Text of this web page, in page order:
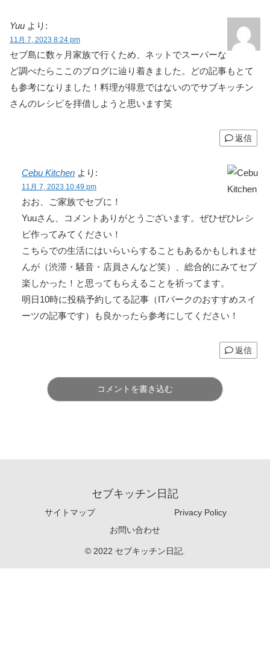
Yuu より:
11月 7, 2023 8:24 pm
セブ島に数ヶ月家族で行くため、ネットでスーパーな
ど調べたらここのブログに辿り着きました。どの記事もとて
も参考になりました！料理が得意ではないのでサブキッチン
さんのレシピを拝借しようと思います笑
返信
Cebu Kitchen より:
11月 7, 2023 10:49 pm
おお、ご家族でセブに！
Yuuさん、コメントありがとうございます。ぜひぜひレシ
ピ作ってみてください！
こちらでの生活にはいらいらすることもあるかもしれませ
んが（渋滞・騒音・店員さんなど笑）、総合的にみてセブ
楽しかった！と思ってもらえることを祈ってます。
明日10時に投稿予約してる記事（ITパークのおすすめスイ
ーツの記事です）も良かったら参考にしてください！
返信
コメントを書き込む
セブキッチン日記
サイトマップ
Privacy Policy
お問い合わせ
© 2022 セブキッチン日記.